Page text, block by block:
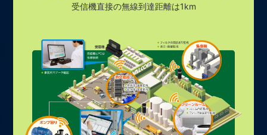
受信機直接の無線到達距離は1km